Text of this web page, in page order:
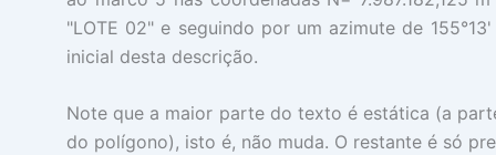
"LOTE 02" e seguindo por um azimute de
inicial desta descrição.
Note que a maior parte do texto é estática (a
do polígono), isto é, não muda. O restante é só